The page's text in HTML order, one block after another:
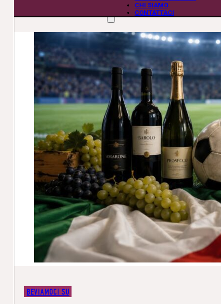
CHI SIAMO
CONTATTACI
BEVIAMOCI SU